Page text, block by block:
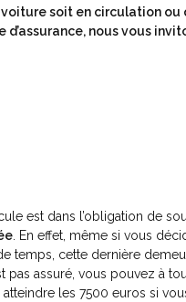
soit en circulation ou
nous vous
est dans l’obligation de
. En effet, même si vous
temps, cette dernière
pas assuré, vous pouvez à
atteindre les 7500 euros si